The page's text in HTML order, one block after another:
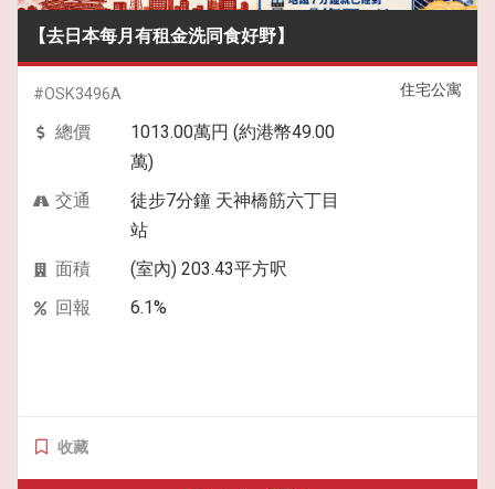
【去日本每月有租金洗同食好野】
住宅公寓
#OSK3496A
總價
1013.00萬円 (約港幣49.00
萬)
交通
徒步7分鐘 天神橋筋六丁目
站
面積
(室內) 203.43平方呎
回報
6.1%
收藏